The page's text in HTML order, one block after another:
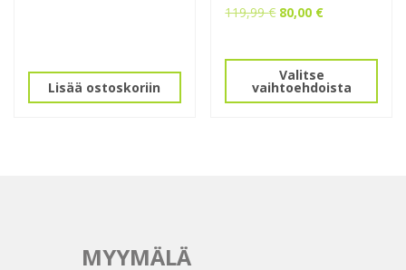
Lisää ostoskoriin
119,99€ Alkuperäinen
119,99 €.
80,00 €Nykyinen
80,00 €.
Valitse
vaihtoehdoista
tuotteella
useampi
MYYMÄLÄ